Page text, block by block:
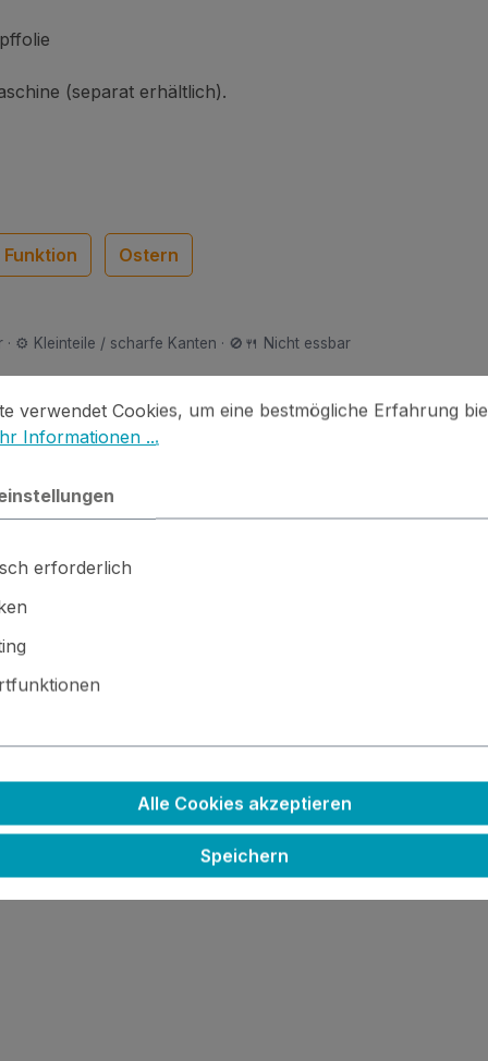
(separat erhältlich).
Funktion Ostern
⚙️ Kleinteile / scharfe Kanten · 🚫🍴 Nicht essbar
zwingend brauchst oder sinnvollerweise
Cookies, um eine bestmögliche Erfahrung
verwendet Cookies, um eine bestmögliche Erfahrung
Informationen ...
erforderlich
Alle Cookies akzeptieren
Speichern